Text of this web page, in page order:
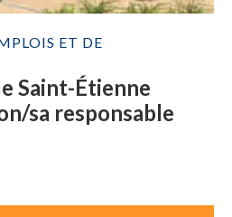
ET DE
Saint-Étienne
sa responsable